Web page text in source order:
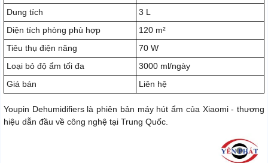
Dung tích
3 L
Diện tích phòng phù hợp
120 m²
Tiêu thụ điện năng
70 W
Loại bỏ độ ẩm tối đa
3000 ml/ngày
Giá bán
Liên hệ
Youpin Dehumidifiers là phiên bản máy hút ẩm của Xiaomi - thương
hiệu dẫn đầu về công nghệ tại Trung Quốc.